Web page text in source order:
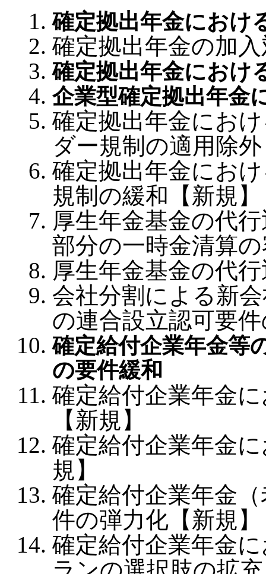
確定拠出年金におけ
確定拠出年金の加
確定拠出年金におけ
企業型確定拠出年金
確定拠出年金にお
ダー規制の適用除外
確定拠出年金にお
規制の緩和【新規】
厚生年金基金の代
部分の一時金清算
厚生年金基金の代
会社分割による新
の連合設立認可要
確定給付企業年金等
の要件緩和
確定給付企業年金
【新規】
確定給付企業年金
規】
確定給付企業年金
件の弾力化【新規】
確定給付企業年金